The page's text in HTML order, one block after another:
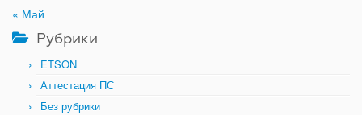
« Май
Рубрики
ETSON
Аттестация ПС
Без рубрики